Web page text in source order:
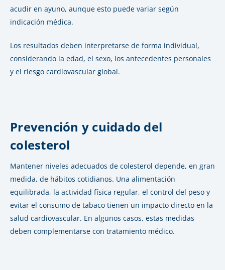
acudir en ayuno, aunque esto puede variar según
indicación médica.
Los resultados deben interpretarse de forma individual,
considerando la edad, el sexo, los antecedentes personales
y el riesgo cardiovascular global.
Prevención y cuidado del
colesterol
Mantener niveles adecuados de colesterol depende, en gran
medida, de hábitos cotidianos. Una alimentación
equilibrada, la actividad física regular, el control del peso y
evitar el consumo de tabaco tienen un impacto directo en la
salud cardiovascular. En algunos casos, estas medidas
deben complementarse con tratamiento médico.